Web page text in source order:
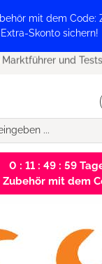
mit dem Code:
Extra-Skonto sichern!
Marktführer und
0 : 11 : 49 : 59
mit dem